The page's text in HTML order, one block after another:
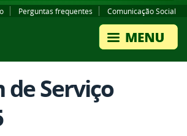
Perguntas frequentes Comunicação Social
Serviço